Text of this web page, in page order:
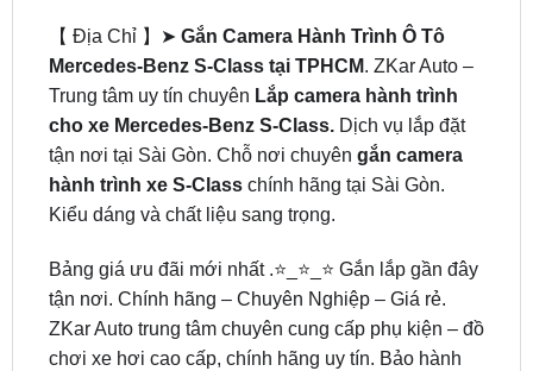
Trung tâm uy tín chuyênLắp camera hành trình
cho xe Mercedes-Benz S-Class.Dịch vụ lắp đặt
tận nơi tại Sài Gòn. Chỗ nơi chuyêngắn camera
hành trình xe S-Classchính hãng tại Sài Gòn.
Kiểu dáng và chất liệu sang trọng.
Bảng giá ưu đãi mới nhất .⭐_⭐_⭐ Gắn lắp gần đây
ZKar Auto trung tâm chuyên cung cấp phụ kiện – đồ
chơi xe hơi cao cấp, chính hãng uy tín. Bảo hành
chuẩn mực dài hạn. Hỗ trợ khách hãng trọn đời.
Liên hệ ngay0949.60.3979hoặc0987.801.029để